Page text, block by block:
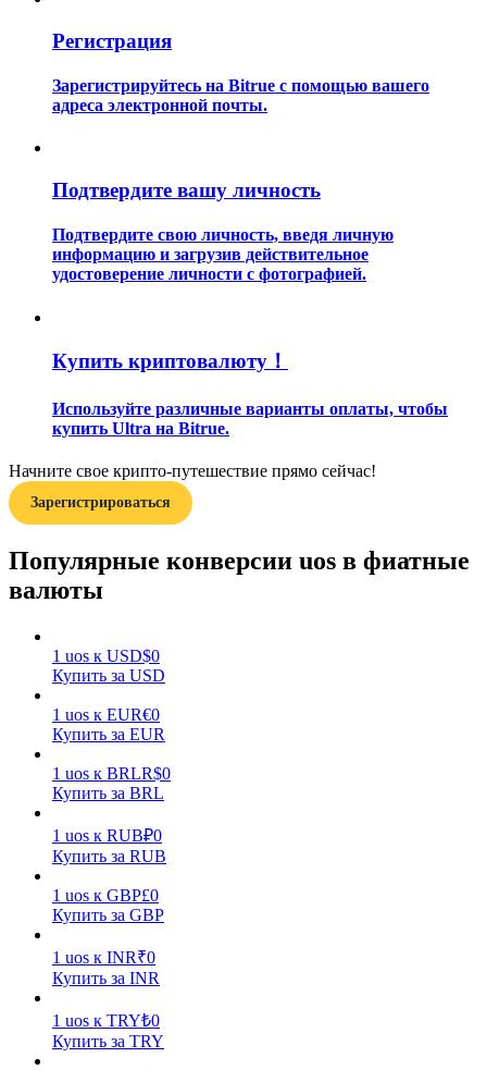
и т. д.
Гид
Торговые стратегии
Узнайте, как оставаться прибыльным
Заработок
Силовая свинья
Регистрация
Зарегистрируйтесь на Bitrue с помощью вашего
адреса электронной почты.
Подтвердите вашу личность
Подтвердите свою личность, введя личную
информацию и загрузив действительное
удостоверение личности с фотографией.
Купить криптовалюту！
Используйте различные варианты оплаты, чтобы
купить Ultra на Bitrue.
Начните свое крипто-путешествие прямо сейчас!
Зарегистрироваться
Популярные конверсии uos в фиатные
валюты
1 uos к USD$0
Купить за USD
1 uos к EUR€0
Купить за EUR
1 uos к BRLR$0
Купить за BRL
1 uos к RUB₽0
Купить за RUB
1 uos к GBP£0
Купить за GBP
1 uos к INR₹0
Купить за INR
1 uos к TRY₺0
Купить за TRY